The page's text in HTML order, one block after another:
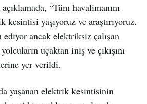
“Tüm havalimanını
yaşıyoruz ve araştırıyoruz.
ediyor ancak elektriksiz çalışan
uçaktan iniş ve çıkışını
yer verildi.
yaşanan elektrik kesintisinin